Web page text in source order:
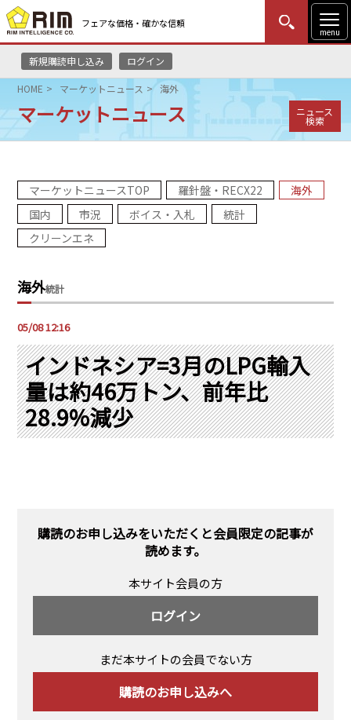
フェアな価格・確かな信頼
menu
新規購読申し込み ログイン
MENU
はじめての方
HOME
リムレポート
メソドロジー
コンサルティング
PRA原則
Q & A
会社概要
お問い合わせ
English Website
瑞姆亜太能源諮問(北京)
Rim Energy Media(韓国語)
HOME マーケットニュース 海外
マーケットニュース ニュース
検索
マーケットニュースTOP 羅針盤・RECX22
海外
国内
市況 ボイス・入札
統計
クリーンエネ
海外統計
05/08 12:16
インドネシア=3月のLPG輸入
量は約46万トン、前年比
28.9%減少
購読のお申し込みをいただくと会員限定の記事が
読めます。
本サイト会員の方
ログイン
まだ本サイトの会員でない方
購読のお申し込みへ